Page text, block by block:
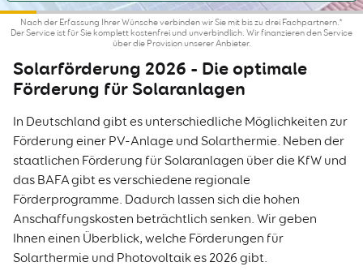
Nach der Erfassung Ihrer Wünsche verbinden wir Sie mit bis zu drei Fachpartnern.*
Der Service ist für Sie komplett kostenfrei und unverbindlich. Wir finanzieren den Service
über die Provision unserer Anbieter.
Solarförderung 2026 - Die optimale
Förderung für Solaranlagen
In Deutschland gibt es unterschiedliche Möglichkeiten zur
Förderung einer PV-Anlage und Solarthermie. Neben der
staatlichen Förderung für Solaranlagen über die KfW und
das BAFA gibt es verschiedene regionale
Förderprogramme. Dadurch lassen sich die hohen
Anschaffungskosten beträchtlich senken. Wir geben
Ihnen einen Überblick, welche Förderungen für
Solarthermie und Photovoltaik es 2026 gibt.